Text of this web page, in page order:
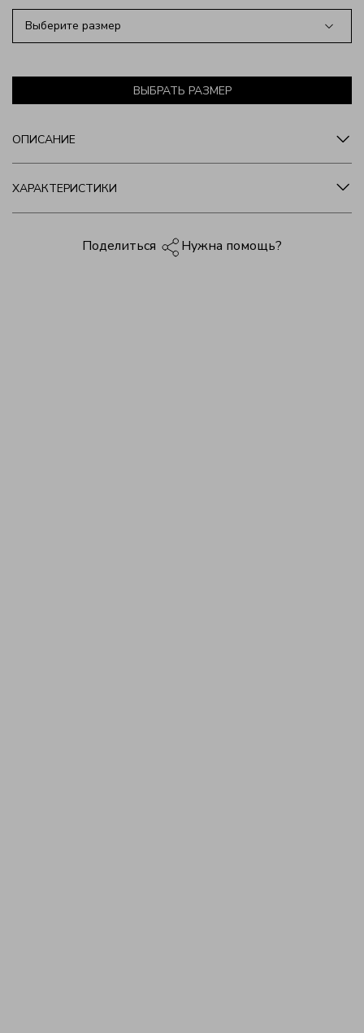
ВЫБРАТЬ РАЗМЕР
Выберите размер
ОПИСАНИЕ
ХАРАКТЕРИСТИКИ
Поделиться Нужна помощь?